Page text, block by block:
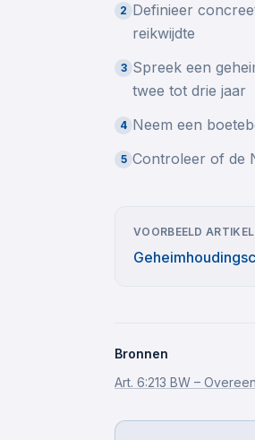
2 Definieer
reikwijdte
3 Spreek een
twee tot drie jaar
4 Neem een
5 Controleer of de
VOORBEELD ARTIKEL
Bronnen
Art. 6:213 BW –